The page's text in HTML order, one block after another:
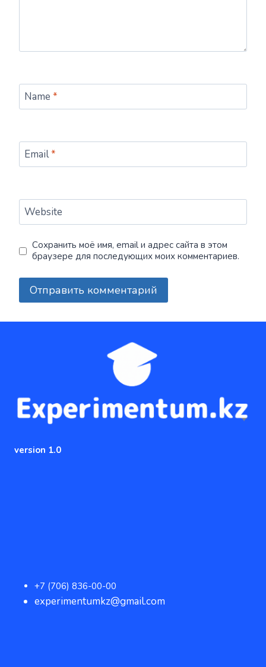
Name *
Email*
Website
Сохранить моё имя, email и адрес сайта в этом
браузере для последующих моих комментариев.
version 1.0
+7 (706) 836-00-00
experimentumkz@gmail.com